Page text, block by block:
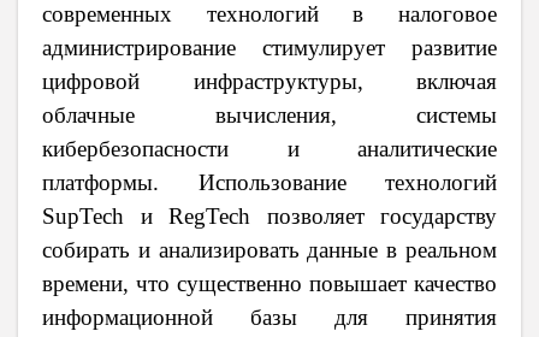
современных технологий в налоговое
администрирование стимулирует развитие
цифровой инфраструктуры, включая
облачные вычисления, системы
кибербезопасности и аналитические
платформы. Использование технологий
SupTech и RegTech позволяет государству
собирать и анализировать данные в реальном
времени, что существенно повышает качество
информационной базы для принятия